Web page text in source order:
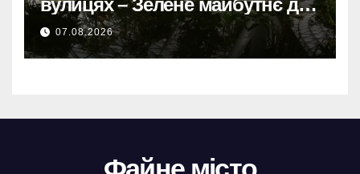
міста-держави.
07.08.2026